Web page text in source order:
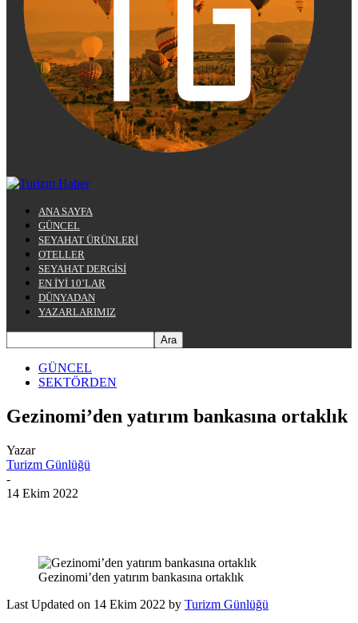
ANA SAYFA
GÜNCEL
SEYAHAT ÜRÜNLERİ
OTELLER
SEYAHAT DERGİSİ
EN İYİ 10’LAR
DÜNYADAN
YAZARLARIMIZ
GÜNCEL
SEKTÖRDEN
Gezinomi’den yatırım bankasına ortaklık
Yazar
Turizm Günlüğü
-
14 Ekim 2022
Gezinomi’den yatırım bankasına ortaklık
Last Updated on 14 Ekim 2022 by Turizm Günlüğü